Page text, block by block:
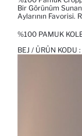
Bir Görünüm
Aylarının Favorisi.
%100 PAMUK
BEJ / ÜRÜN KODU :